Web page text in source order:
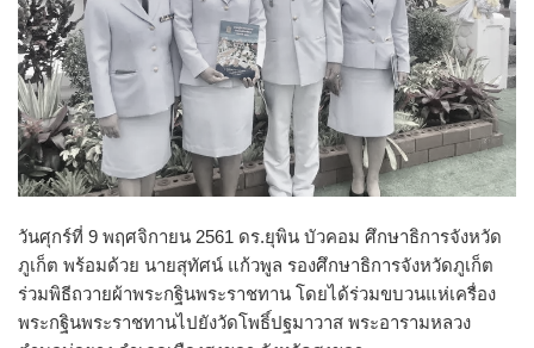
วันศุกร์ที่ 9 พฤศจิกายน 2561 ดร.ยุพิน บัวคอม ศึกษาธิการจังหวัด
ภูเก็ต พร้อมด้วย นายสุทัศน์ แก้วพูล รองศึกษาธิการจังหวัดภูเก็ต
ร่วมพิธีถวายผ้าพระกฐินพระราชทาน โดยได้ร่วมขบวนแห่เครื่อง
พระกฐินพระราชทานไปยังวัดโพธิ์ปฐมาวาส พระอารามหลวง